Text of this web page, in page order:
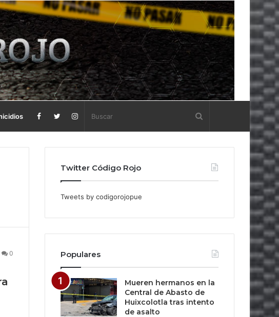
0
Twitter Código Rojo
Tweets by codigorojopue
Populares
Mueren hermanos en la
Central de Abasto de
Huixcolotla tras intento
de asalto